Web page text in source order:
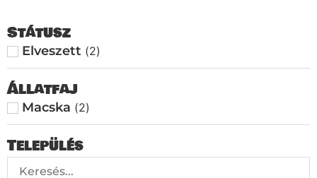
Státusz
Elveszett (2)
Állatfaj
Macska (2)
Település